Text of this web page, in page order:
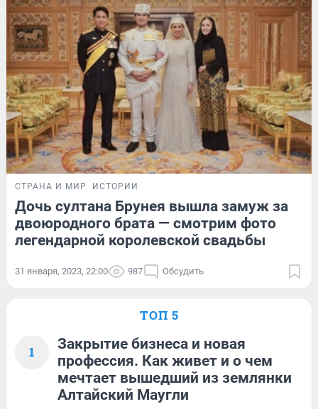
СТРАНА И МИР ИСТОРИИ
Дочь султана Брунея вышла замуж за
двоюродного брата — смотрим фото
легендарной королевской свадьбы
31 января, 2023, 22:00 987 Обсудить
ТОП 5
1
Закрытие бизнеса и новая
профессия. Как живет и о чем
мечтает вышедший из землянки
Алтайский Маугли